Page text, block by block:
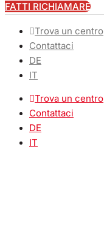
FATTI RICHIAMARE
Trova un centro
Contattaci
DE
IT
Trova un centro
Contattaci
DE
IT